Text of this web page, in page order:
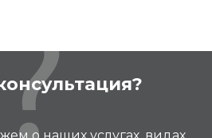
о наших услугах, видах